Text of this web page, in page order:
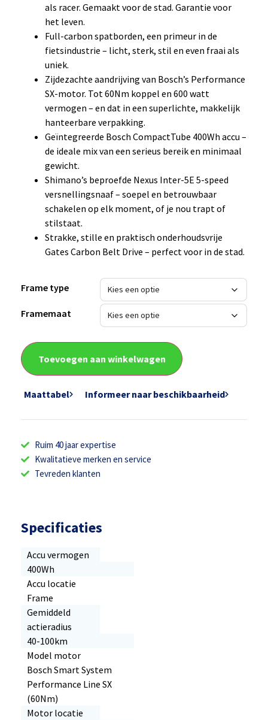
als racer. Gemaakt voor de stad. Garantie voor
het leven.
Full-carbon spatborden, een primeur in de
fietsindustrie – licht, sterk, stil en even fraai als
uniek.
Zijdezachte aandrijving van Bosch’s Performance
SX-motor. Tot 60Nm koppel en 600 watt
vermogen – en dat in een superlichte, makkelijk
hanteerbare verpakking.
Geïntegreerde Bosch CompactTube 400Wh accu –
de ideale mix van een serieus bereik en minimaal
gewicht.
Shimano’s beproefde Nexus Inter-5E 5-speed
versnellingsnaaf – soepel en betrouwbaar
schakelen op elk moment, of je nou trapt of
stilstaat.
Strakke, stille en praktisch onderhoudsvrije
Gates Carbon Belt Drive – perfect voor in de stad.
Frame type
Framemaat
Toevoegen aan winkelwagen
Maattabel Informeer naar beschikbaarheid
Ruim 40 jaar expertise
Kwalitatieve merken en service
Tevreden klanten
Specificaties
Accu vermogen
400Wh
Accu locatie
Frame
Gemiddeld
actieradius
40-100km
Model motor
Bosch Smart System
Performance Line SX
(60Nm)
Motor locatie